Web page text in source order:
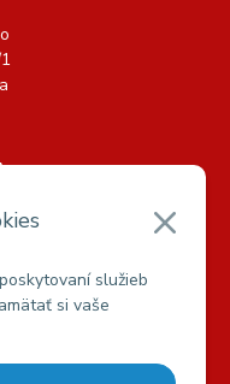
služieb
si vaše
904 440 726